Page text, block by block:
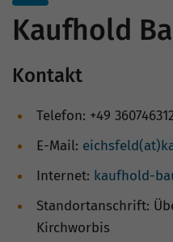
Kaufhold
Kontakt
Telefon: +49
E-Mail:
Internet: kaufhold-
Standortanschrift:
Kirchworbis